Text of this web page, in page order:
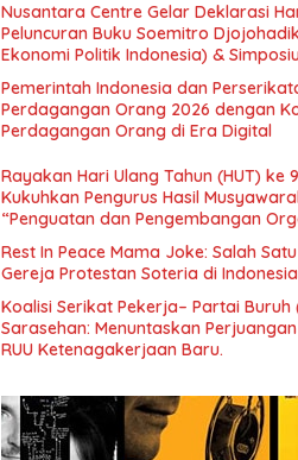
Nusantara Centre Gelar Deklarasi
Peluncuran Buku Soemitro
Ekonomi Politik Indonesia) &
Perekonomian Nasional dan
Indonesia Emas 2045”,
Pemerintah Indonesia dan
Perdagangan Orang 2026 dengan
Perdagangan Orang di Era Digital
Rayakan Hari Ulang Tahun (HUT) ke
Kukuhkan Pengurus Hasil
“Penguatan dan Pengembangan
Indonesia dan Mancanegara”.
Rest In Peace Mama Joke: Salah
Gereja Protestan Soteria di
Koalisi Serikat Pekerja– Partai Buruh
Sarasehan: Menuntaskan
RUU Ketenagakerjaan Baru.